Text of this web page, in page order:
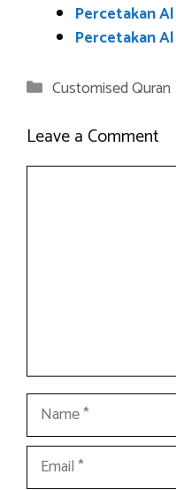
Percetakan
Percetakan
Categories
Customised Quran
Leave a Comment
Name
Email